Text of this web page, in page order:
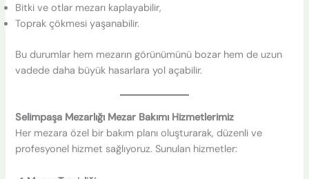
Bitki ve otlar mezarı kaplayabilir,
Toprak çökmesi yaşanabilir.
Bu durumlar hem mezarın görünümünü bozar hem de uzun
vadede daha büyük hasarlara yol açabilir.
Selimpaşa Mezarlığı Mezar Bakımı Hizmetlerimiz
Her mezara özel bir bakım planı oluşturarak, düzenli ve
profesyonel hizmet sağlıyoruz. Sunulan hizmetler: